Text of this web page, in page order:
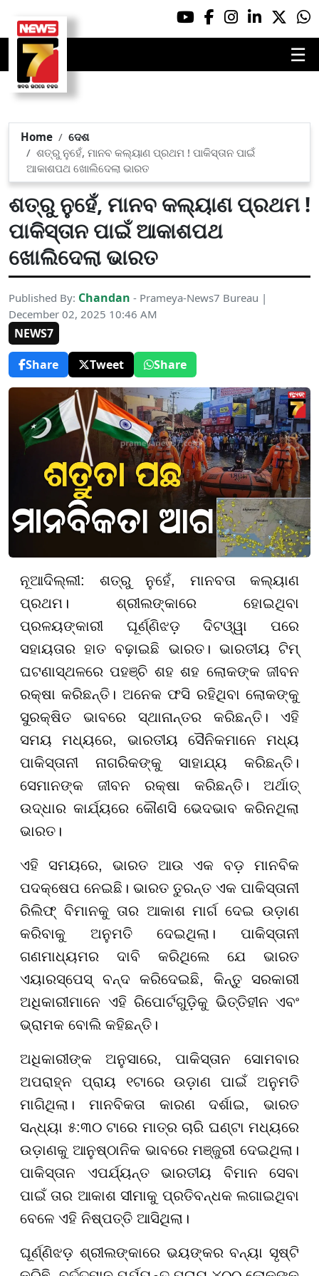
☰
Home
ଦେଶ
ଶତ୍ରୁ ନୁହେଁ, ମାନବ କଲ୍ୟାଣ ପ୍ରଥମ ! ପାକିସ୍ତାନ ପାଇଁ
ଆକାଶପଥ ଖୋଲିଦେଲା ଭାରତ
ଶତ୍ରୁ ନୁହେଁ, ମାନବ କଲ୍ୟାଣ ପ୍ରଥମ !
ପାକିସ୍ତାନ ପାଇଁ ଆକାଶପଥ
ଖୋଲିଦେଲା ଭାରତ
Published By: Chandan - Prameya-News7 Bureau |
December 02, 2025 10:46 AM
NEWS7
Share
Tweet Share
ନୂଆଦିଲ୍ଲୀ: ଶତ୍ରୁ ନୁହେଁ, ମାନବତା କଲ୍ୟାଣ
ପ୍ରଥମ। ଶ୍ରୀଲଙ୍କାରେ ହୋଇଥିବା
ପ୍ରଳୟଙ୍କାରୀ ଘୂର୍ଣ୍ଣିଝଡ଼ ଦିଟଓ୍ୱା ପରେ
ସହାୟତାର ହାତ ବଢ଼ାଇଛି ଭାରତ। ଭାରତୀୟ ଟିମ୍
ଘଟଣାସ୍ଥଳରେ ପହଞ୍ଚି ଶହ ଶହ ଲୋକଙ୍କ ଜୀବନ
ରକ୍ଷା କରିଛନ୍ତି। ଅନେକ ଫସି ରହିଥିବା ଲୋକଙ୍କୁ
ସୁରକ୍ଷିତ ଭାବରେ ସ୍ଥାନାନ୍ତର କରିଛନ୍ତି। ଏହି
ସମୟ ମଧ୍ୟରେ, ଭାରତୀୟ ସୈନିକମାନେ ମଧ୍ୟ
ପାକିସ୍ତାନୀ ନାଗରିକଙ୍କୁ ସାହାଯ୍ୟ କରିଛନ୍ତି।
ସେମାନଙ୍କ ଜୀବନ ରକ୍ଷା କରିଛନ୍ତି। ଅର୍ଥାତ୍
ଉଦ୍ଧାର କାର୍ଯ୍ୟରେ କୌଣସି ଭେଦଭାବ କରିନଥିଲା
ଭାରତ।
ଏହି ସମୟରେ, ଭାରତ ଆଉ ଏକ ବଡ଼ ମାନବିକ
ପଦକ୍ଷେପ ନେଇଛି। ଭାରତ ତୁରନ୍ତ ଏକ ପାକିସ୍ତାନୀ
ରିଲିଫ୍ ବିମାନକୁ ତାର ଆକାଶ ମାର୍ଗ ଦେଇ ଉଡ଼ାଣ
କରିବାକୁ ଅନୁମତି ଦେଇଥିଲା। ପାକିସ୍ତାନୀ
ଗଣମାଧ୍ୟମର ଦାବି କରିଥିଲେ ଯେ ଭାରତ
ଏୟାରସ୍ପେସ୍ ବନ୍ଦ କରିଦେଇଛି, କିନ୍ତୁ ସରକାରୀ
ଅଧିକାରୀମାନେ ଏହି ରିପୋର୍ଟଗୁଡ଼ିକୁ ଭିତ୍ତିହୀନ ଏବଂ
ଭ୍ରାମକ ବୋଲି କହିଛନ୍ତି।
ଅଧିକାରୀଙ୍କ ଅନୁସାରେ, ପାକିସ୍ତାନ ସୋମବାର
ଅପରାହ୍ନ ପ୍ରାୟ ୧ଟାରେ ଉଡ଼ାଣ ପାଇଁ ଅନୁମତି
ମାଗିଥିଲା। ମାନବିକତା କାରଣ ଦର୍ଶାଇ, ଭାରତ
ସନ୍ଧ୍ୟା ୫:୩୦ ଟାରେ ମାତ୍ର ଚାରି ଘଣ୍ଟା ମଧ୍ୟରେ
ଉଡ଼ାଣକୁ ଆନୁଷ୍ଠାନିକ ଭାବରେ ମଞ୍ଜୁରୀ ଦେଇଥିଲା।
ପାକିସ୍ତାନ ଏପର୍ଯ୍ୟନ୍ତ ଭାରତୀୟ ବିମାନ ସେବା
ପାଇଁ ତାର ଆକାଶ ସୀମାକୁ ପ୍ରତିବନ୍ଧକ ଲଗାଇଥିବା
ବେଳେ ଏହି ନିଷ୍ପତ୍ତି ଆସିଥିଲା।
ଘୂର୍ଣ୍ଣିଝଡ଼ ଶ୍ରୀଲଙ୍କାରେ ଭୟଙ୍କର ବନ୍ୟା ସୃଷ୍ଟି